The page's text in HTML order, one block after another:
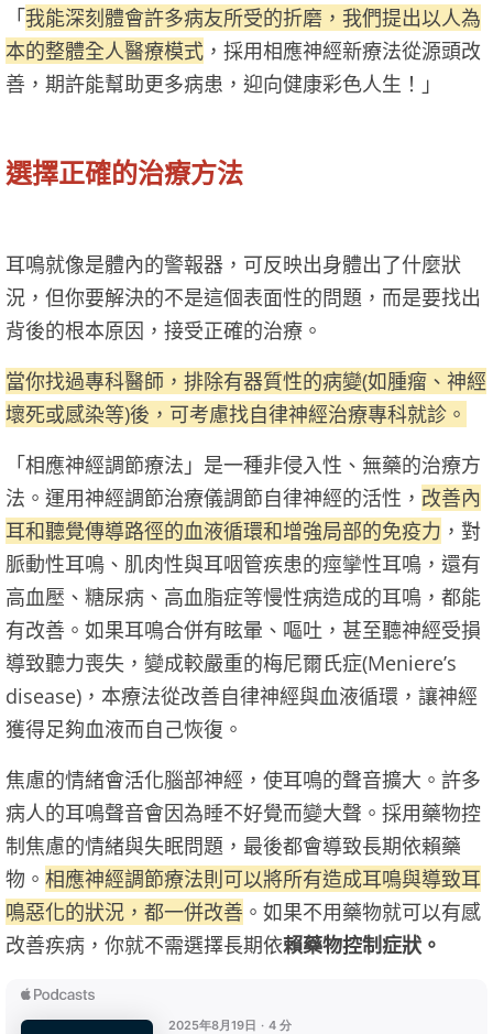
「我能深刻體會許多病友所受的折磨，我們提出以人為
本的整體全人醫療模式 ，採用相應神經新療法從源頭改
善，期許能幫助更多病患，迎向健康彩色人生！」
選擇正確的治療方法
耳鳴就像是體內的警報器，可反映出身體出了什麼狀
況，但你要解決的不是這個表面性的問題，而是要找出
背後的根本原因，接受正確的治療。
當你找過專科醫師，排除有器質性的病變(如腫瘤、神經
壞死或感染等)後，可考慮找自律神經治療專科就診。
「相應神經調節療法」是一種非侵入性、無藥的治療方
法。運用神經調節治療儀調節自律神經的活性， 改善內
耳和聽覺傳導路徑的血液循環和增強局部的免疫力 ，對
脈動性耳鳴、肌肉性與耳咽管疾患的痙攣性耳鳴，還有
高血壓、糖尿病、高血脂症等慢性病造成的耳鳴，都能
有改善。如果耳鳴合併有眩暈、嘔吐，甚至聽神經受損
導致聽力喪失，變成較嚴重的梅尼爾氏症(Meniere’s
disease)，本療法從改善自律神經與血液循環，讓神經
獲得足夠血液而自己恢復。
焦慮的情緒會活化腦部神經，使耳鳴的聲音擴大。許多
病人的耳鳴聲音會因為睡不好覺而變大聲。採用藥物控
制焦慮的情緒與失眠問題，最後都會導致長期依賴藥
物。 相應神經調節療法則可以將所有造成耳鳴與導致耳
鳴惡化的狀況，都一併改善 。如果不用藥物就可以有感
改善疾病，你就不需選擇長期依賴藥物控制症狀。